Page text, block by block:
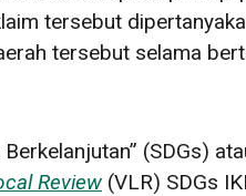
tersebut
tersebut selama
(SDGs)
Review (VLR) SDGs